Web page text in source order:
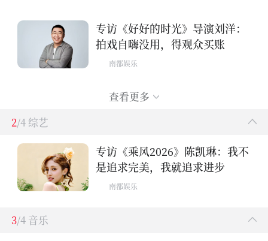
专访《好好的时光》导演刘洋：
拍戏自嗨没用，得观众买账
南都娱乐
查看更多
2/4 综艺
专访《乘风2026》陈凯琳：我不
是追求完美，我就追求进步
南都娱乐
3/4 音乐